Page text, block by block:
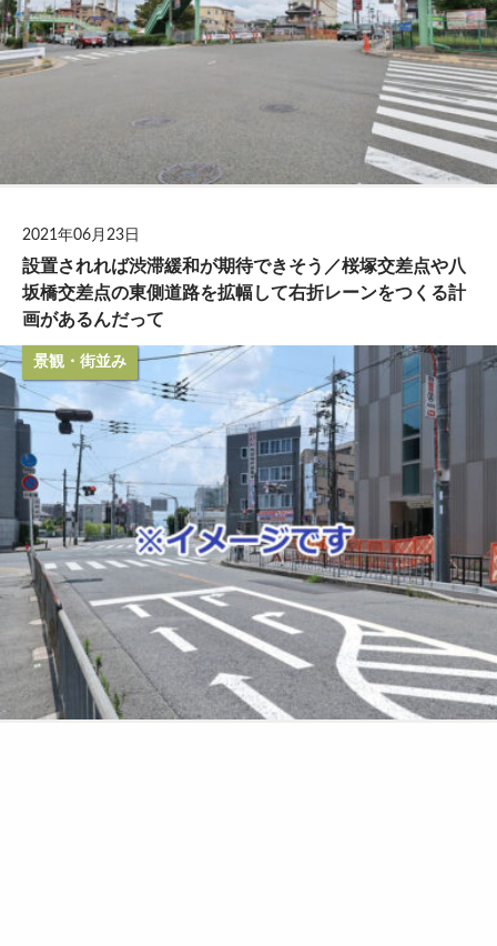
2021年06月23日
設置されれば渋滞緩和が期待できそう／桜塚交差点や八
坂橋交差点の東側道路を拡幅して右折レーンをつくる計
画があるんだって
景観・街並み